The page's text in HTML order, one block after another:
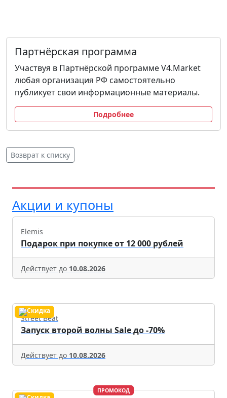
Партнёрская программа
Участвуя в Партнёрской программе V4.Market
любая организация РФ самостоятельно
публикует свои информационные материалы.
Подробнее
Возврат к списку
Акции и купоны
Elemis
Подарок при покупке от 12 000 рублей
Действует до 10.08.2026
Street Beat
Запуск второй волны Sale до -70%
Действует до 10.08.2026
ПРОМОКОД